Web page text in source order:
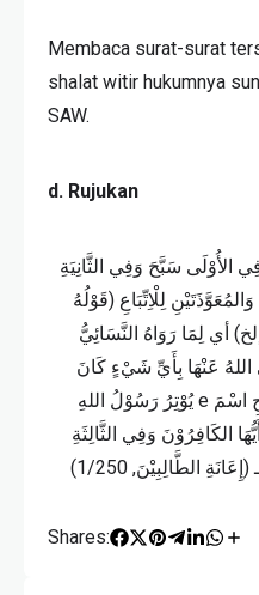
Membaca surat-surat
shalat witir hukumnya
SAW.
d. Rujukan
الأُوْلَى سَبَّحَ وَفِي الثَّانِيَةِ
لِلْاِتِّبَاعِ (قَوْلُهُ
أي لِمَا رَوَاهُ النَّسَائِيُّ
عَنْهَا بِأَيِّ شَيْءٍ كَانَ
يُوْتِرُ رَسُوْلُ اللهِ e قَالَتْ كَانَ يَقْرَأُ فِي الأُوْلَى بِسَبِّحِ اسْمَ
الكَافِرُوْنَ وَفِي الثَّالِثَةِ
Shares: